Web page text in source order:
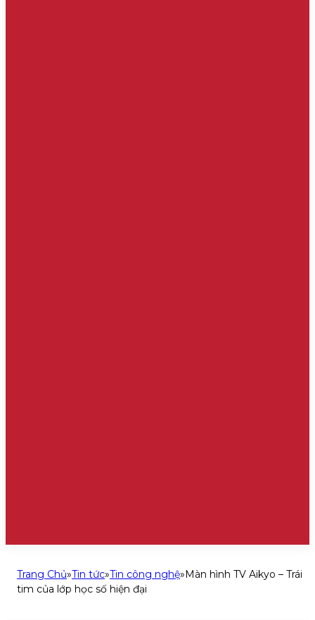
Trang Chủ»Tin tức»Tin công nghệ»Màn hình TV Aikyo – Trái
tim của lớp học số hiện đại